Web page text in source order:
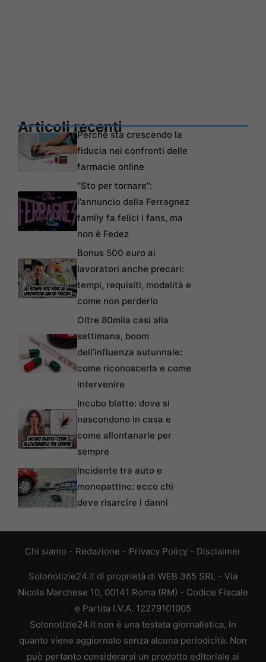
Articoli recentiPerché sta crescendo la
fiducia nei confronti delle
farmacie online
“Sto per tornare”:
l’annuncio dalla Ferragnez
family fa felici i fans, ma
non è Fedez
Bonus 500 euro ai
lavoratori anche precari:
tempi, requisiti, modalità e
come non perderlo
Oltre 80mila casi alla
settimana, boom
dell’influenza autunnale:
come riconoscerla e come
intervenire
Incubo blatte: dove si
nascondono in casa e
come allontanarle per
sempre
Incidente tra auto e
monopattino: ecco chi
deve risarcire i danni
Chi siamo - Redazione - Privacy Policy - Disclaimer
Solonotizie24.it di proprietà di WEB 365 SRL - Via
Nicola Marchese 10, 00141 Roma (RM) - Codice Fiscale
e Partita I.V.A. 12279101005
Solonotizie24.it non è una testata giornalistica, in
quanto viene aggiornato senza alcuna periodicità. Non
può pertanto considerarsi un prodotto editoriale ai